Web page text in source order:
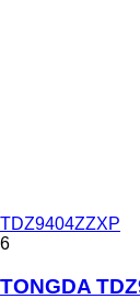
TDZ9404ZZXP
6
TONGDA